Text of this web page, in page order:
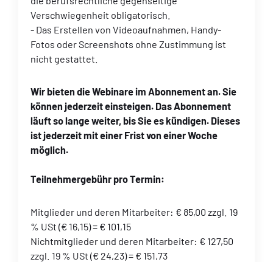
Verschwiegenheit obligatorisch.
- Das Erstellen von Videoaufnahmen, Handy-
Fotos oder Screenshots ohne Zustimmung ist
nicht gestattet.
Wir bieten die Webinare im Abonnement an. Sie
können jederzeit einsteigen. Das Abonnement
läuft so lange weiter, bis Sie es kündigen. Dieses
ist jederzeit mit einer Frist von einer Woche
möglich.
Teilnehmergebühr pro Termin:
Mitglieder und deren Mitarbeiter: € 85,00 zzgl. 19
% USt (€ 16,15) = € 101,15
Nichtmitglieder und deren Mitarbeiter: € 127,50
zzgl. 19 % USt (€ 24,23) = € 151,73